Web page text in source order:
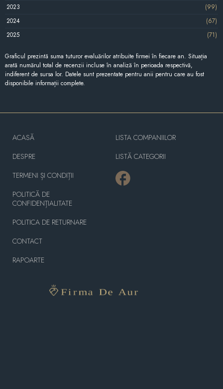
2023
(99)
2024
(67)
2025
(71)
Graficul prezintă suma tuturor evaluărilor atribuite firmei în fiecare an. Situația
arată numărul total de recenzii incluse în analiză în perioada respectivă,
indiferent de sursa lor. Datele sunt prezentate pentru anii pentru care au fost
disponibile informații complete.
ACASĂ
DESPRE
TERMENI ȘI CONDIȚII
POLITICĂ DE
CONFIDENȚIALITATE
POLITICA DE RETURNARE
CONTACT
RAPOARTE
LISTA COMPANIILOR
LISTĂ CATEGORII